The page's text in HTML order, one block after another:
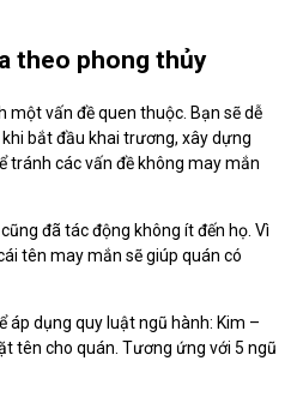
theo phong thủy
một vấn đề quen thuộc. Bạn sẽ dễ
bắt đầu khai trương, xây dựng
tránh các vấn đề không may mắn
đã tác động không ít đến họ. Vì
tên may mắn sẽ giúp quán có
áp dụng quy luật ngũ hành: Kim –
tên cho quán. Tương ứng với 5 ngũ